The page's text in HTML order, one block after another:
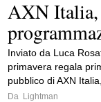
AXN
Inviato da Luca
primavera regala
pubblico di AXN
Da Lightman